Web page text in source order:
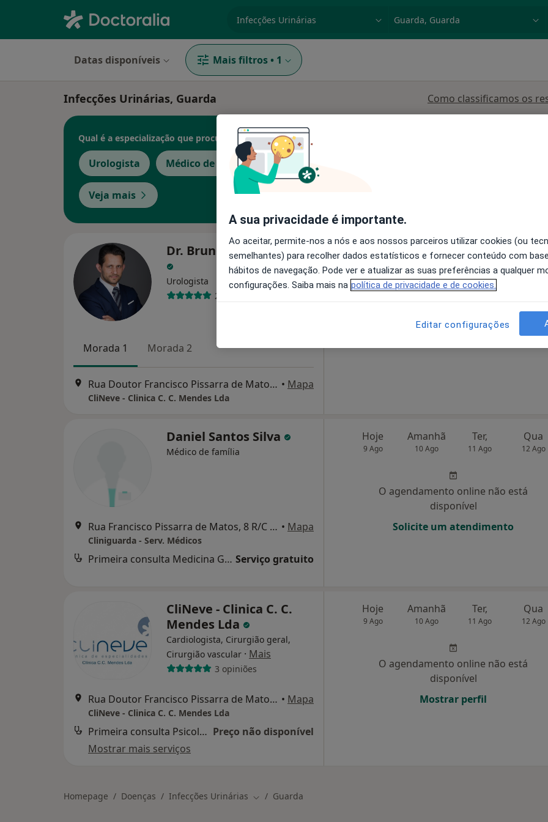
especialidade, doença ou nome
Datas disponíveis Mais filtros • 1
Infecções Urinárias, Guarda Como classificamos os
Qual é a especialização que procura?
Urologista Médico de família Cardiologista
Veja mais
Dr. Bruno Jorge Pereira
Urologista
2 opiniões
Morada 1 Morada 2
Rua Doutor Francisco Pissarra de Matos 3 R/c Esq, Guarda • Mapa
CliNeve - Clinica C. C. Mendes Lda
Hoje Amanhã Ter, Qua
disponível
Daniel Santos Silva
Médico de família
Rua Francisco Pissarra de Matos, 8 R/C Dto, Guarda • Mapa
Cliniguarda - Serv. Médicos
Primeira consulta Medicina Geral e Familiar Serviço gratuito
Hoje
9 Ago
Amanhã
10 Ago
Ter,
11 Ago
Qua
12 Ago
O agendamento online não está
disponível
Solicite um atendimento
CliNeve - Clinica C. C.
Mendes Lda
Cardiologista, Cirurgião geral,
Cirurgião vascular · Mais
3 opiniões
Rua Doutor Francisco Pissarra de Matos 3 R/c Esq, Guarda • Mapa
CliNeve - Clinica C. C. Mendes Lda
Primeira consulta Psicologia Preço não disponível
Mostrar mais serviços
Hoje
9 Ago
Amanhã
10 Ago
Ter,
11 Ago
Qua
12 Ago
O agendamento online não está
disponível
Mostrar perfil
Homepage Doenças Infecções Urinárias Mudar de cidade
Guarda
A sua privacidade é importante.
Ao aceitar, permite-nos a nós e aos nossos parceiros utilizar cookies (ou
semelhantes) para recolher dados estatísticos e fornecer conteúdo com
hábitos de navegação. Pode ver e atualizar as suas preferências a qualquer
configurações. Saiba mais na política de privacidade e de cookies.
Editar configurações